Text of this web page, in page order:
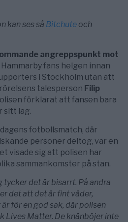
kan ses så Bitchute och
angreppspunkt mot
fans helgen innan
i Stockholm utan att
talesperson Filip
förklarat att fansen bara
sitt lag.
fotbollsmatch, där
personer deltog, var en
visade sig att polisen har
sammankomster på stan.
tycker det är bisarrt. På andra
det att det är fint väder,
för en god sak, där polisen
Lives Matter. De knänböjer inte